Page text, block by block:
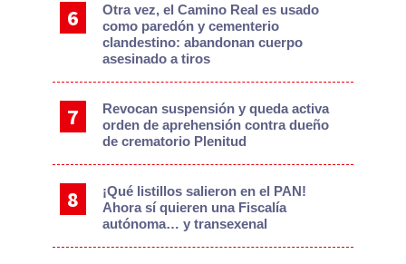
Otra vez, el Camino Real es usado
como paredón y cementerio
clandestino: abandonan cuerpo
asesinado a tiros
Revocan suspensión y queda activa
orden de aprehensión contra dueño
de crematorio Plenitud
¡Qué listillos salieron en el PAN!
Ahora sí quieren una Fiscalía
autónoma… y transexenal